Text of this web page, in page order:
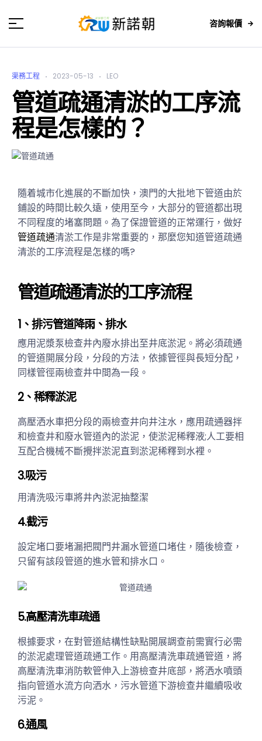
咨詢報價
渠務工程 2023-05-13 LEO
管道疏通清淤的工序流
程是怎樣的？
隨着城市化進展的不斷加快，澳門的大批地下管道由於
鋪設的時間比較久遠，使用至今，大部分的管道都出現
不同程度的堵塞問題。為了保證管道的正常運行，做好
管道疏通清淤工作是非常重要的，那麼您知道管道疏通
清淤的工序流程是怎樣的嗎?
管道疏通清淤的工序流程
1、排污管道降雨、排水
應用泥漿泵檢查井內廢水排出至井底淤泥。將必須疏通
的管道開展分段，分段的方法，依據管徑與長短分配，
同樣管徑兩檢查井中間為一段。
2、稀釋淤泥
高壓洒水車把分段的兩檢查井向井注水，應用疏通器拌
和檢查井和廢水管道內的淤泥，使淤泥稀釋液;人工要相
互配合機械不斷攪拌淤泥直到淤泥稀釋到水裡。
3.吸污
用清洗吸污車將井內淤泥抽整潔
4.截污
設定堵口要堵漏把閥門井漏水管道口堵住，隨後檢查，
只留有該段管道的進水管和排水口。
5.高壓清洗車疏通
根據要求，在對管道結構性缺點開展調查前需實行必需
的淤泥處理管道疏通工作。用高壓清洗車疏通管道，將
高壓清洗車消防軟管伸入上游檢查井底部，將洒水噴頭
指向管道水流方向洒水，污水管道下游檢查井繼續吸收
污泥。
6.通風